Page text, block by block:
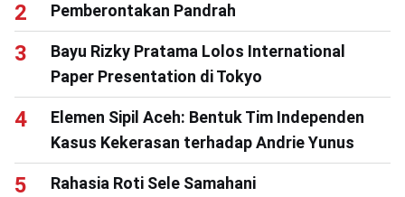
Pemberontakan Pandrah
Bayu Rizky Pratama Lolos International
Paper Presentation di Tokyo
Elemen Sipil Aceh: Bentuk Tim Independen
Kasus Kekerasan terhadap Andrie Yunus
Rahasia Roti Sele Samahani